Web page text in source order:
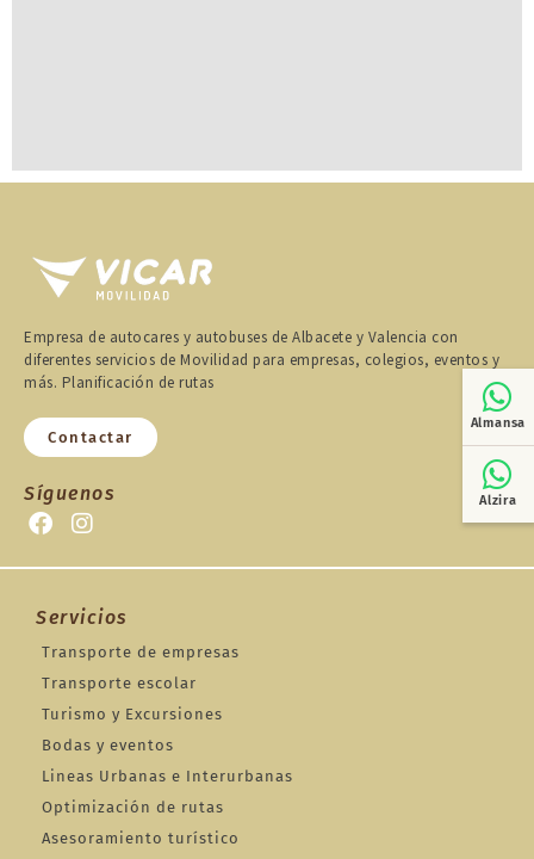
Almansa
Alzira
Empresa de autocares y autobuses de Albacete y Valencia con
diferentes servicios de Movilidad para empresas, colegios, eventos y
más. Planificación de rutas
Contactar
Síguenos
Servicios
Transporte de empresas
Transporte escolar
Turismo y Excursiones
Bodas y eventos
Lineas Urbanas e Interurbanas
Optimización de rutas
Asesoramiento turístico